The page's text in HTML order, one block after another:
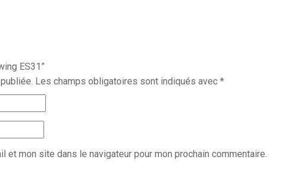
ES31”
Les champs obligatoires sont indiqués avec *
et mon site dans le navigateur pour mon prochain commentaire.